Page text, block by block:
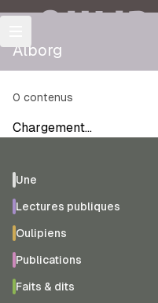
OULIPO
Alborg
0 contenus
Chargement…
Une
Lectures publiques
Oulipiens
Publications
Faits & dits